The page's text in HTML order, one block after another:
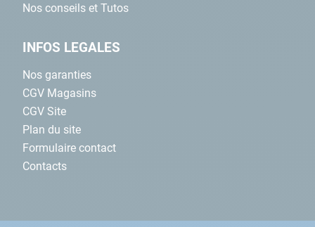
Nos conseils et Tutos
INFOS LEGALES
Nos garanties
CGV Magasins
CGV Site
Plan du site
Formulaire contact
Contacts